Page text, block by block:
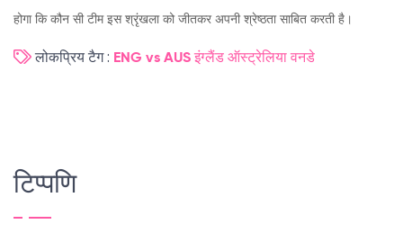
होगा कि कौन सी टीम इस श्रृंखला को जीतकर अपनी श्रेष्ठता साबित करती है।
लोकप्रिय टैग : ENG vs AUS इंग्लैंड ऑस्ट्रेलिया वनडे
टिप्पणि